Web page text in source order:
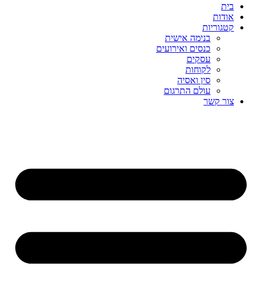
בית
אודות
קטגוריות
בנימה אישית
כנסים ואירועים
עסקים
לקוחות
סין ואסיה
עולם התרגום
צור קשר